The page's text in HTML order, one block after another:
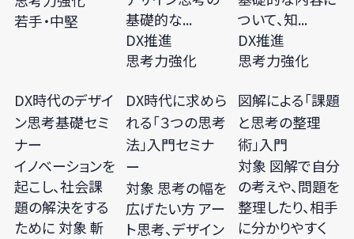
若手・中堅
基礎的な...
DX推進
思考力強化
ついて、知...
DX推進
思考力強化
DX時代のデザイ
ン思考基礎セミ
ナー
イノベーションを
起こし、社会課
題の解決をする
ために 対象 斬
DX時代に求めら
れる「３つの思考
法」入門セミナ
ー
対象 思考の幅を
広げたい方 アー
ト思考、デザイン
図解による「課題
と思考の整理
術」入門
対象 図解で自分
の考えや、問題を
整理したり、相手
に分かりやすく